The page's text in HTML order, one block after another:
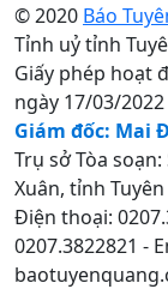
© 2020 Báo
Tỉnh uỷ tỉnh
Giấy phép hoạt
ngày 17/03/2022
Giám đốc: Mai
Trụ sở Tòa
Xuân, tỉnh
Điện thoại:
0207.3822821 -